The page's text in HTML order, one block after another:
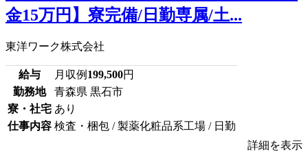
金15万円】寮完備/日勤専属/土...
東洋ワーク株式会社
給与 月収例 199,500円
勤務地
青森県 黒石市
寮・社宅 あり
仕事内容 検査・梱包 / 製薬化粧品系工場 / 日勤
詳細を表示